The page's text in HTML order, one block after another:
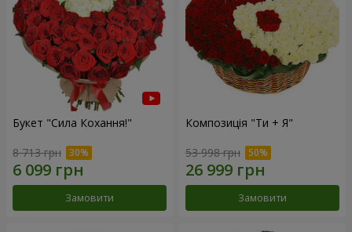
Букет "Сила Кохання!"
8 713 грн
Замовити
Композиція "Ти + Я"
53 998 грн
Замовити